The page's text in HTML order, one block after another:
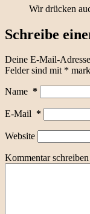
Wir drücken
Schreibe
Deine E-Mail-
Felder sind mit *
Name *
E-Mail *
Website
Kommentar schreiben